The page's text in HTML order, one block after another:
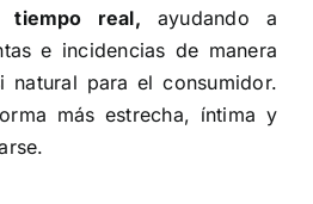
tiempo real, ayudando a
e incidencias de manera
natural para el consumidor.
más estrecha, íntima y